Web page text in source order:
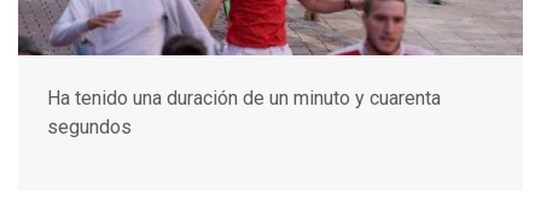
Ha tenido una duración de un minuto y cuarenta
segundos